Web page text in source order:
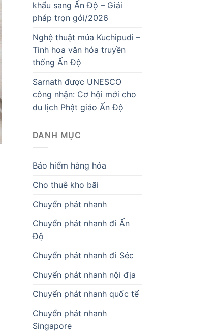
khẩu sang Ấn Độ – Giải
pháp trọn gói/2026
Nghệ thuật múa Kuchipudi –
Tinh hoa văn hóa truyền
thống Ấn Độ
Sarnath được UNESCO
công nhận: Cơ hội mới cho
du lịch Phật giáo Ấn Độ
DANH MỤC
Bảo hiểm hàng hóa
Cho thuê kho bãi
Chuyển phát nhanh
Chuyển phát nhanh đi Ấn
Độ
Chuyển phát nhanh đi Séc
Chuyển phát nhanh nội địa
Chuyển phát nhanh quốc tế
Chuyển phát nhanh
Singapore